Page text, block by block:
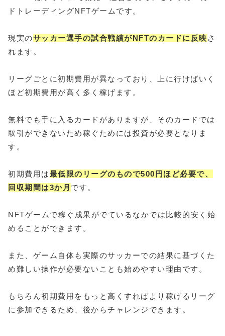
ドトレーディングNFTゲームです。
現実のサッカー選手の試合戦績がNFTのカードに反映 さ
れます。
リーグごとに初期費用が異なっており、上に行けばいく
ほど初期費用が高く多く稼げます。
無料でも手に入るカードがありますが、そのカードでは
取引ができないため稼ぐためには投資が必要となりま
す。
初期費用は最低限のリーグのもので500円ほど必要で、
回収期間は3か月 です。
NFTゲームで稼ぐ成果がでているなかでは比較的安く始
めることができます。
また、ゲーム自体も実際のサッカーでの結果に基づくた
め難しい操作が必要ないことも始めやすい理由です。
もちろん初期費用をもっと高くすればより稼げるリーグ
に参加できるため、後からチャレンジできます。